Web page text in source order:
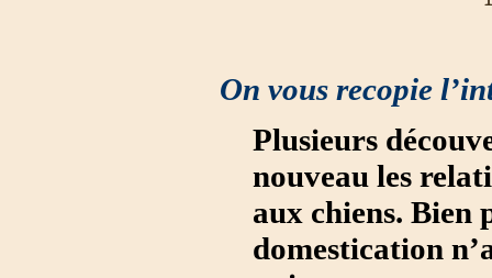
On vous recopie
Plusieurs
nouveau les
aux chiens. Bien
domestication